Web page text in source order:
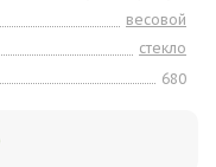
весовой
стекло
680